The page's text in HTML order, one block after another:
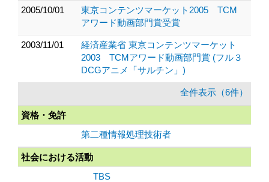
2005/10/01
東京コンテンツマーケット2005 TCM
アワード動画部門賞受賞
2003/11/01
経済産業省 東京コンテンツマーケット
2003 TCMアワード動画部門賞 (フル３
DCGアニメ「サルチン」)
全件表示（6件）
資格・免許
第二種情報処理技術者
社会における活動
TBS